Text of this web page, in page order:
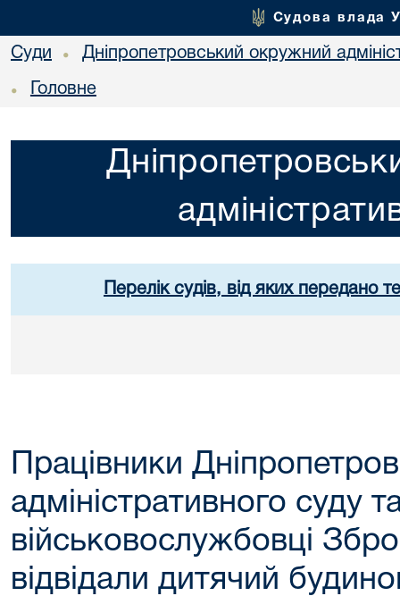
Судова влада
Суди • Дніпропетровський окружний
• Головне
Перелік судів, від яких передано
Працівники
адміністративного суду
військовослужбовці
відвідали дитячий